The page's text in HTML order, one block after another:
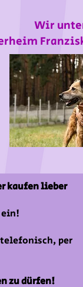
Wir
kaufen lieber
ein!
telefonisch, per
zu dürfen!